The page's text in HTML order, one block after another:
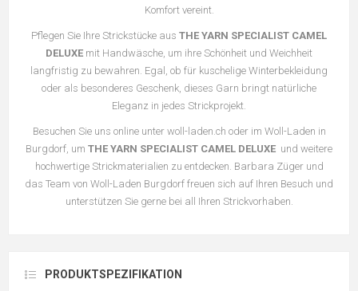
Komfort vereint.
Pflegen Sie Ihre Strickstücke aus THE YARN SPECIALIST CAMEL
DELUXE mit Handwäsche, um ihre Schönheit und Weichheit
langfristig zu bewahren. Egal, ob für kuschelige Winterbekleidung
oder als besonderes Geschenk, dieses Garn bringt natürliche
Eleganz in jedes Strickprojekt.
Besuchen Sie uns online unter woll-laden.ch oder im Woll-Laden in
Burgdorf, um THE YARN SPECIALIST CAMEL DELUXE und weitere
hochwertige Strickmaterialien zu entdecken. Barbara Züger und
das Team von Woll-Laden Burgdorf freuen sich auf Ihren Besuch und
unterstützen Sie gerne bei all Ihren Strickvorhaben.
PRODUKTSPEZIFIKATION